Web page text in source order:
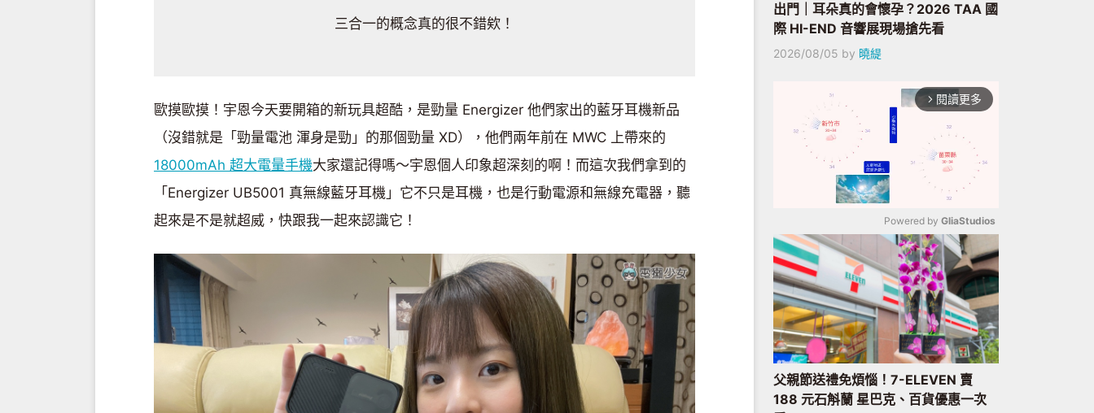
三合一的概念真的很不錯欸！
歐摸歐摸！宇恩今天要開箱的新玩具超酷，是勁量 Energizer 他們家出的藍牙耳機新品
（沒錯就是「勁量電池 渾身是勁」的那個勁量 XD），他們兩年前在 MWC 上帶來的
18000mAh 超大電量手機大家還記得嗎～宇恩個人印象超深刻的啊！而這次我們拿到的
「Energizer UB5001 真無線藍牙耳機」它不只是耳機，也是行動電源和無線充電器，聽
起來是不是就超威，快跟我一起來認識它！
出門｜耳朵真的會懷孕？2026 TAA 國
際 HI-END 音響展現場搶先看
2026/08/05 by 曉緹
arrow_forward_ios 閱讀更多
Mute
Powered by GliaStudios
父親節送禮免煩惱！7-ELEVEN 賣
188 元石斛蘭 星巴克、百貨優惠一次